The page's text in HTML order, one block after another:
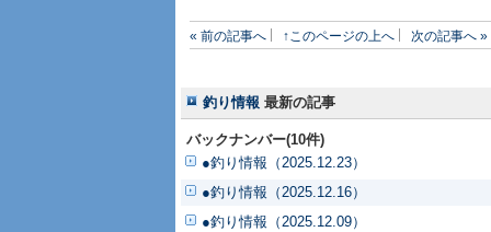
« 前の記事へ ↑このページの上へ 次の記事へ »
釣り情報 最新の記事
バックナンバー(10件)
●釣り情報（2025.12.23）
●釣り情報（2025.12.16）
●釣り情報（2025.12.09）